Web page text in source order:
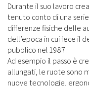
Durante il suo lavoro
tenuto conto di una
differenze fisiche delle
dell’epoca in cui fece il
pubblico nel 1987.
Ad esempio il passo è
allungati, le ruote sono
nuove tecnologie,